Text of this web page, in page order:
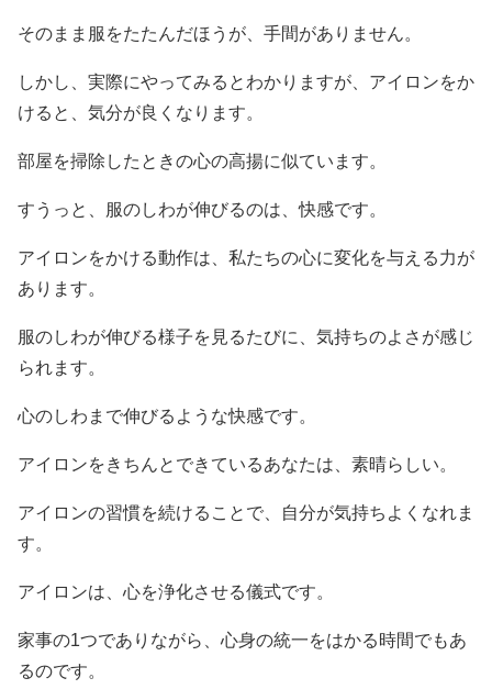
そのまま服をたたんだほうが、手間がありません。
しかし、実際にやってみるとわかりますが、アイロンをか
けると、気分が良くなります。
部屋を掃除したときの心の高揚に似ています。
すうっと、服のしわが伸びるのは、快感です。
アイロンをかける動作は、私たちの心に変化を与える力が
あります。
服のしわが伸びる様子を見るたびに、気持ちのよさが感じ
られます。
心のしわまで伸びるような快感です。
アイロンをきちんとできているあなたは、素晴らしい。
アイロンの習慣を続けることで、自分が気持ちよくなれま
す。
アイロンは、心を浄化させる儀式です。
家事の1つでありながら、心身の統一をはかる時間でもあ
るのです。